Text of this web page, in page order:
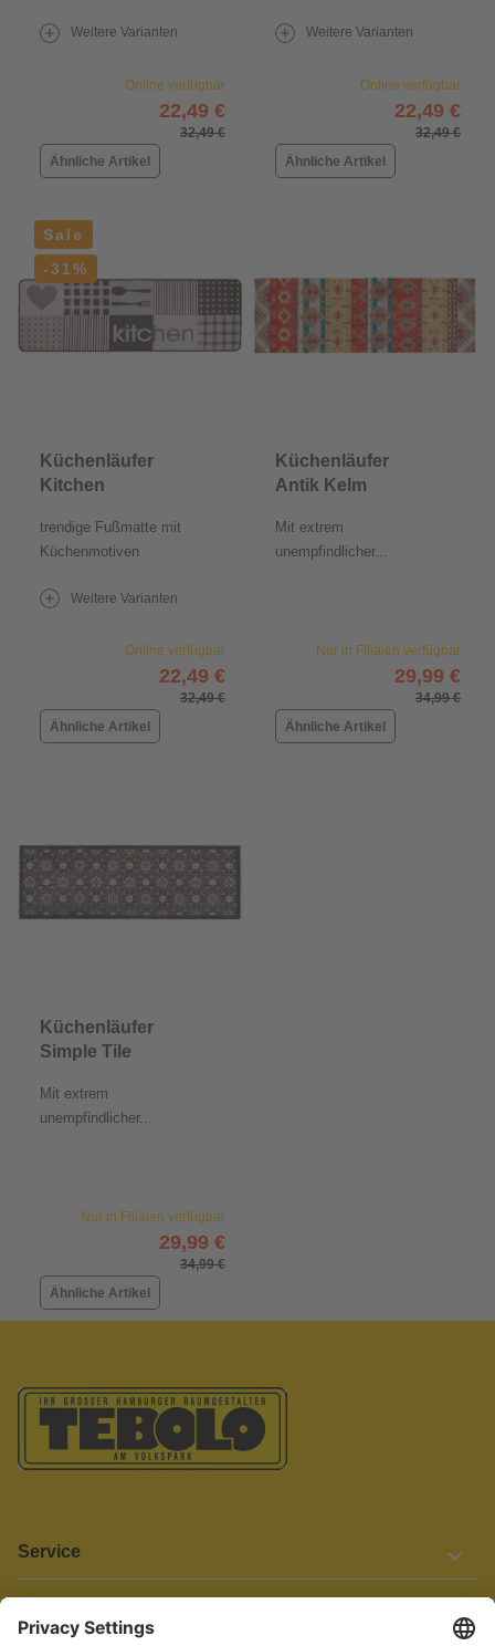
Weitere Varianten
Online verfügbar
22,49 €
32,49 €
Ähnliche Artikel
Weitere Varianten
Online verfügbar
22,49 €
32,49 €
Ähnliche Artikel
Sale
-31%
Küchenläufer
Kitchen
trendige Fußmatte mit
Küchenmotiven
Weitere Varianten
Online verfügbar
22,49 €
32,49 €
Ähnliche Artikel
Küchenläufer
Antik Kelm
Mit extrem
unempfindlicher...
Nur in Filialen verfügbar
29,99 €
34,99 €
Ähnliche Artikel
Küchenläufer
Simple Tile
Mit extrem
unempfindlicher...
Nur in Filialen verfügbar
29,99 €
34,99 €
Ähnliche Artikel
Service
Informationen